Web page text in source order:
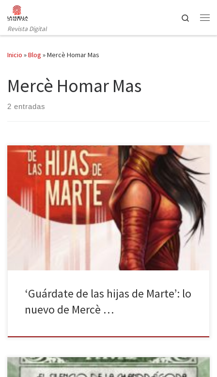
Saltar al contenido
Revista Digital
Search
Inicio »Blog »Mercè Homar Mas
Mercè Homar Mas
2 entradas
Amanecer publica lo último de Mercè Homar Mas, Guárdate de las
hijas de Marte; una novela corta de ciencia ficción. Las certezas,
las incertidumbres pueden sustentarse en diversos pilares. Por un
lado, podrían embeber de la ciencia, de conocimientos
empíricos, es decir de la razón que podría rallar lo kantiano. […]
‘Guárdate de las hijas de Marte’: lo
nuevo de Mercè …